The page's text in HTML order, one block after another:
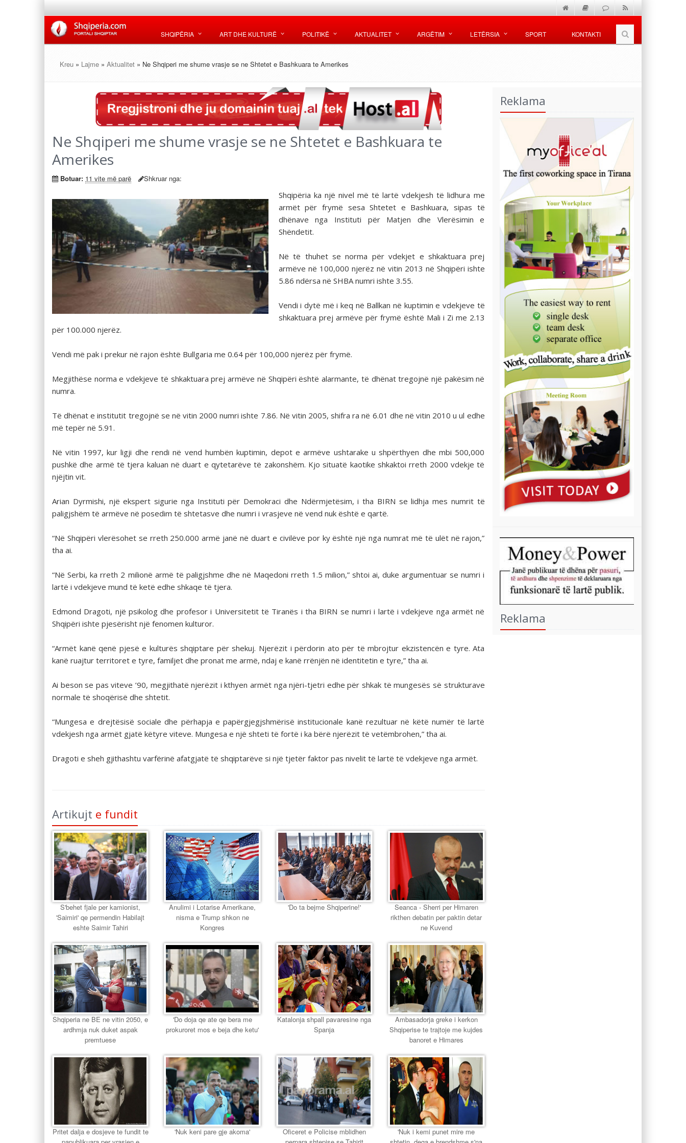
SHQIPËRIA ART DHE KULTURË POLITIKË AKTUALITET ARGËTIM LETËRSIA SPORT KONTAKTI
Kreu » Lajme » Aktualitet » Ne Shqiperi me shume vrasje se ne Shtetet e Bashkuara te Amerikes
Ne Shqiperi me shume vrasje se ne Shtetet e Bashkuara te
Amerikes
Botuar: 11 vite më parë Shkruar nga:
Shqipëria ka një nivel më të lartë vdekjesh të lidhura me
armët për frymë sesa Shtetet e Bashkuara, sipas të
dhënave nga Instituti për Matjen dhe Vlerësimin e
Shëndetit.
Në të thuhet se norma për vdekjet e shkaktuara prej
armëve në 100,000 njerëz në vitin 2013 në Shqipëri ishte
5.86 ndërsa në SHBA numri ishte 3.55.
Vendi i dytë më i keq në Ballkan në kuptimin e vdekjeve të
shkaktuara prej armëve për frymë është Mali i Zi me 2.13
për 100.000 njerëz.
Vendi më pak i prekur në rajon është Bullgaria me 0.64 për 100,000 njerëz për frymë.
Megjithëse norma e vdekjeve të shkaktuara prej armëve në Shqipëri është alarmante, të dhënat tregojnë një pakësim në
numra.
Të dhënat e institutit tregojnë se në vitin 2000 numri ishte 7.86. Në vitin 2005, shifra ra në 6.01 dhe në vitin 2010 u ul edhe
më tepër në 5.91.
Në vitin 1997, kur ligji dhe rendi në vend humbën kuptimin, depot e armëve ushtarake u shpërthyen dhe mbi 500,000
pushkë dhe armë të tjera kaluan në duart e qytetarëve të zakonshëm. Kjo situatë kaotike shkaktoi rreth 2000 vdekje të
njëjtin vit.
Arian Dyrmishi, një ekspert sigurie nga Instituti për Demokraci dhe Ndërmjetësim, i tha BIRN se lidhja mes numrit të
paligjshëm të armëve në posedim të shtetasve dhe numri i vrasjeve në vend nuk është e qartë.
“Në Shqipëri vlerësohet se rreth 250.000 armë janë në duart e civilëve por ky është një nga numrat më të ulët në rajon,”
tha ai.
“Në Serbi, ka rreth 2 milionë armë të paligjshme dhe në Maqedoni rreth 1.5 milion,” shtoi ai, duke argumentuar se numri i
lartë i vdekjeve mund të ketë edhe shkaqe të tjera.
Edmond Dragoti, një psikolog dhe profesor i Universitetit të Tiranës i tha BIRN se numri i lartë i vdekjeve nga armët në
Shqipëri ishte pjesërisht një fenomen kulturor.
“Armët kanë qenë pjesë e kulturës shqiptare për shekuj. Njerëzit i përdorin ato për të mbrojtur ekzistencën e tyre. Ata
kanë ruajtur territoret e tyre, familjet dhe pronat me armë, ndaj e kanë rrënjën në identitetin e tyre,” tha ai.
Ai beson se pas viteve ’90, megjithatë njerëzit i kthyen armët nga njëri-tjetri edhe për shkak të mungesës së strukturave
normale të shoqërisë dhe shtetit.
“Mungesa e drejtësisë sociale dhe përhapja e papërgjegjshmërisë institucionale kanë rezultuar në këtë numër të lartë
vdekjesh nga armët gjatë këtyre viteve. Mungesa e një shteti të fortë i ka bërë njerëzit të vetëmbrohen,” tha ai.
Dragoti e sheh gjithashtu varfërinë afatgjatë të shqiptarëve si një tjetër faktor pas nivelit të lartë të vdekjeve nga armët.
Artikujt e fundit
S'behet fjale per kamionist,
'Saimiri' qe permendin Habilajt
eshte Saimir Tahiri
Anulimi i Lotarise Amerikane,
nisma e Trump shkon ne
Kongres
'Do ta bejme Shqiperine!'
Seanca - Sherri per Himaren
rikthen debatin per paktin detar
ne Kuvend
Shqiperia ne BE ne vitin 2050, e
ardhmja nuk duket aspak
premtuese
'Do doja qe ate qe bera me
prokuroret mos e beja dhe ketu'
Katalonja shpall pavaresine nga
Spanja
Ambasadorja greke i kerkon
Shqiperise te trajtoje me kujdes
banoret e Himares
Pritet dalja e dosjeve te fundit te
'Nuk keni pare gje akoma'
Oficeret e Policise mblidhen
'Nuk i kemi punet mire me
Reklama
Reklama